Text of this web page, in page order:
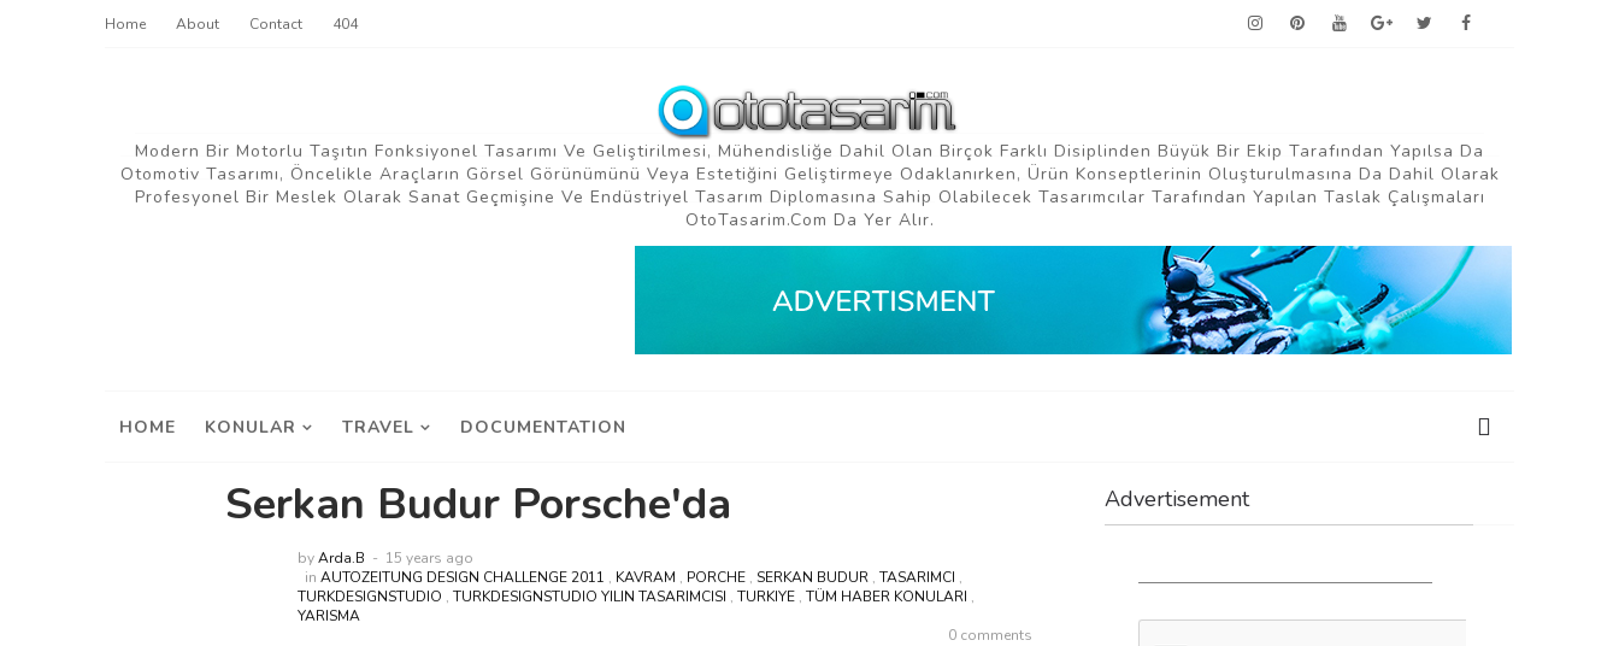
Home About Contact 404
Modern Bir Motorlu Taşıtın Fonksiyonel Tasarımı Ve Geliştirilmesi, Mühendisliğe Dahil Olan Birçok Farklı Disiplinden Büyük Bir Ekip Tarafından Yapılsa Da
Otomotiv Tasarımı, Öncelikle Araçların Görsel Görünümünü Veya Estetiğini Geliştirmeye Odaklanırken, Ürün Konseptlerinin Oluşturulmasına Da Dahil Olarak
Profesyonel Bir Meslek Olarak Sanat Geçmişine Ve Endüstriyel Tasarım Diplomasına Sahip Olabilecek Tasarımcılar Tarafından Yapılan Taslak Çalışmaları
OtoTasarim.com Da Yer Alır.
HOME KONULAR TRAVEL DOCUMENTATION
Serkan Budur Porsche'da
byArda.B
15 years ago
in AUTOZEITUNG DESIGN CHALLENGE 2011 , KAVRAM , PORCHE , SERKAN BUDUR , TASARIMCI ,
TURKDESIGNSTUDIO , TURKDESIGNSTUDIO YILIN TASARIMCISI , TURKIYE , TÜM HABER KONULARI ,
YARISMA
0 comments
Advertisement